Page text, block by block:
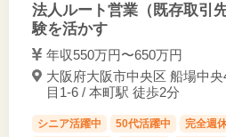
法人ルート営業（既存取引
験を活かす
年収550万円〜650万円
大阪府大阪市中央区 船場中央
目1-6 / 本町駅 徒歩2分
シニア活躍中 50代活躍中 完全週